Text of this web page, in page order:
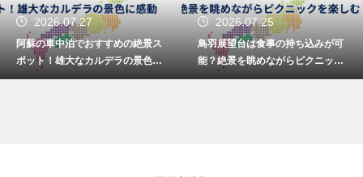
2026.07.27
阿蘇の車中泊でおすすめの絶景ス
ポット！雄大なカルデラの景色に
感動
2026.07.25
鳥羽展望台は食事の持ち込みが可
能？絶景を眺めながらピクニック
を楽しむ